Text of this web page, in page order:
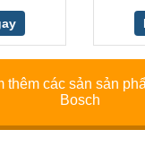
thêm các sản sản
Bosch